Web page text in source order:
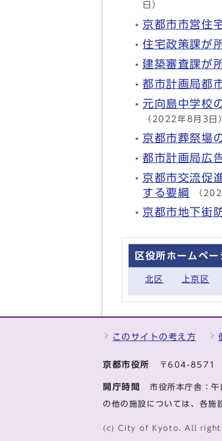
日）
京都市市営住
住宅政策課が
建築審査課が
都市計画局都
元向島中学校
（2022年8月3日
京都市葬祭場
都市計画局広
京都市交流促
する要綱 （
京都市地下街
区役所ホームペー
北区 上京区
このサイトの考え方
京都市役所 〒604-8571
開庁時間 市役所本庁舎：
の他の施設については、各施
(c) City of Kyoto. All